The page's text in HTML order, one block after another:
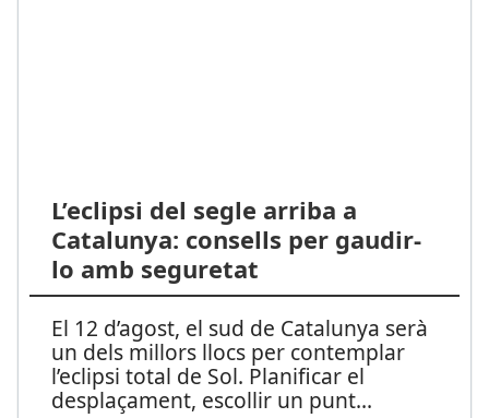
L’eclipsi del segle arriba a
Catalunya: consells per gaudir-
lo amb seguretat
El 12 d’agost, el sud de Catalunya serà
un dels millors llocs per contemplar
l’eclipsi total de Sol. Planificar el
desplaçament, escollir un punt...